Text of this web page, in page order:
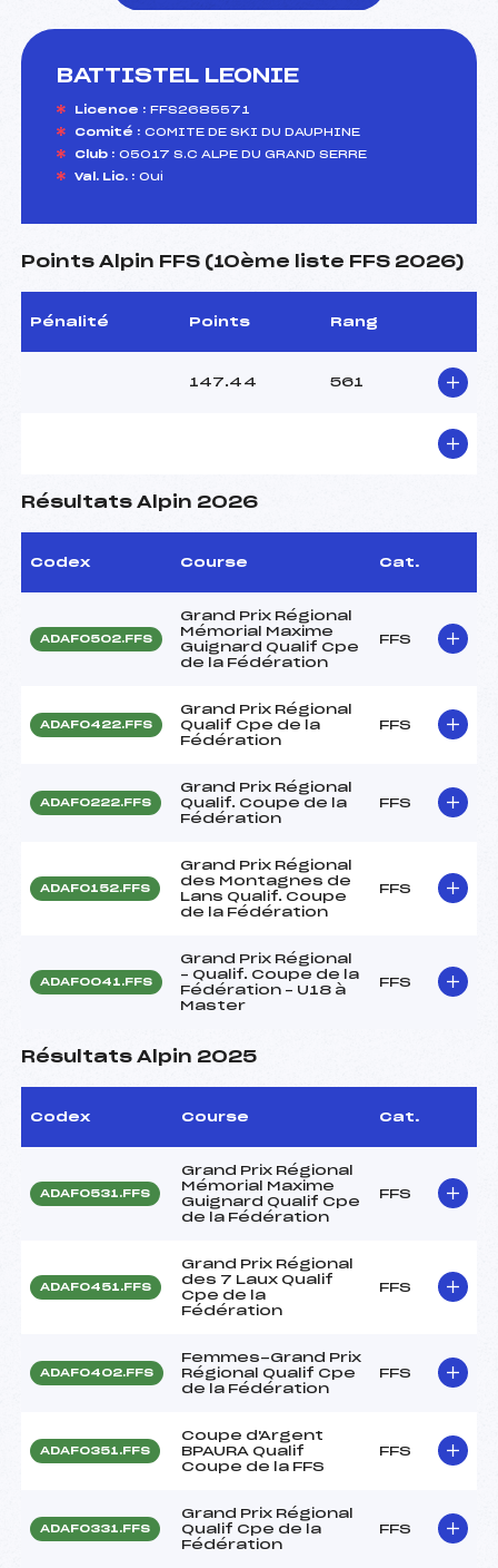
BATTISTEL LEONIE
Licence : FFS2685571
Comité : COMITE DE SKI DU DAUPHINE
Club : 05017 S.C ALPE DU GRAND SERRE
Val. Lic. : Oui
Points Alpin FFS (10ème liste FFS 2026)
Pénalité Points Rang
147.44 561
Résultats Alpin 2026
Codex Course Cat.
ADAF0502.FFS
Grand Prix Régional
Mémorial Maxime
Guignard Qualif Cpe
de la Fédération
FFS
ADAF0422.FFS
Grand Prix Régional
Qualif Cpe de la
Fédération
FFS
ADAF0222.FFS
Grand Prix Régional
Qualif. Coupe de la
Fédération
FFS
ADAF0152.FFS
Grand Prix Régional
des Montagnes de
Lans Qualif. Coupe
de la Fédération
FFS
ADAF0041.FFS
Grand Prix Régional
– Qualif. Coupe de la
Fédération – U18 à
Master
FFS
Résultats Alpin 2025
Codex Course Cat.
ADAF0531.FFS
Grand Prix Régional
Mémorial Maxime
Guignard Qualif Cpe
de la Fédération
FFS
ADAF0451.FFS
Grand Prix Régional
des 7 Laux Qualif
Cpe de la
Fédération
FFS
ADAF0402.FFS
Femmes-Grand Prix
Régional Qualif Cpe
de la Fédération
FFS
ADAF0351.FFS
Coupe d'Argent
BPAURA Qualif
Coupe de la FFS
FFS
ADAF0331.FFS
Grand Prix Régional
Qualif Cpe de la
Fédération
FFS